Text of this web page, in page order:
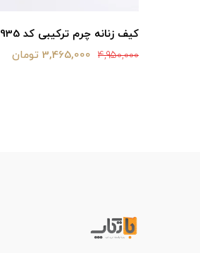
کیف زنانه چرم ترکیبی کد 1935 زرشکی
4,950,000 3,465,000 تومان